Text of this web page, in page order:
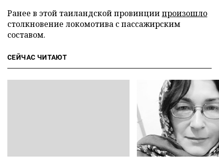
Ранее в этой таиландской провинциипроизошло
столкновение локомотива с пассажирским
составом.
СЕЙЧАС ЧИТАЮТ